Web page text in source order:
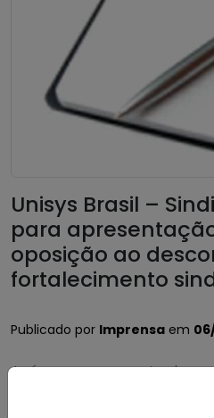
Unisys Brasil –
para
oposição ao
fortalecimento
Publicado por Imprensa em
Após o encerramento da